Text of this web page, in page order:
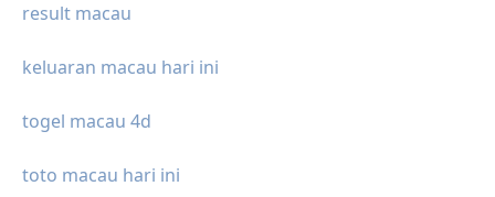
result macau
keluaran macau hari ini
togel macau 4d
toto macau hari ini